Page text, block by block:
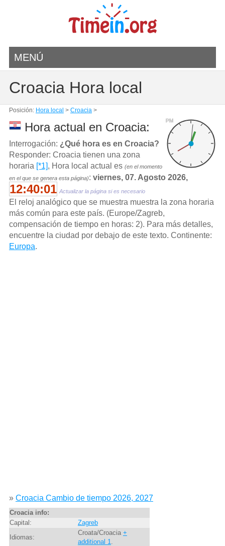
MENÚ
Croacia Hora local
Posición: Hora local > Croacia>
PM
Hora actual en Croacia:
Interrogación: ¿Qué hora es en Croacia?
Responder: Croacia tienen una zona
horaria [*1], Hora local actual es (en el momento
en el que se genera esta página): viernes, 07. Agosto 2026,
12:40:01 Actualizar la página si es necesario
El reloj analógico que se muestra muestra la zona horaria
más común para este país. (Europe/Zagreb,
compensación de tiempo en horas: 2). Para más detalles,
encuentre la ciudad por debajo de este texto. Continente:
Europa.
» Croacia Cambio de tiempo 2026, 2027
Croacia info:
Capital:
Zagreb
Idiomas:
Croata/Croacia +
additional 1